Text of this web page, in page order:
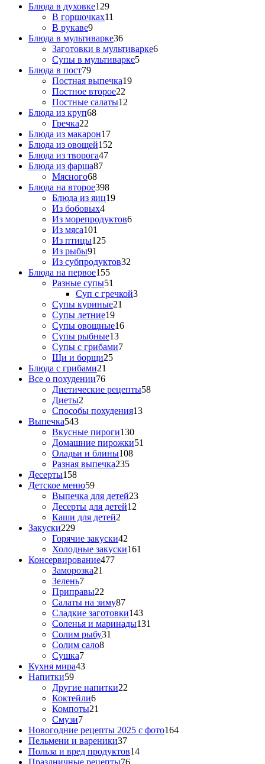
Блюда в духовке129
В горшочках11
В рукаве9
Блюда в мультиварке36
Заготовки в мультиварке6
Супы в мультиварке5
Блюда в пост79
Постная выпечка19
Постное второе22
Постные салаты12
Блюда из круп68
Гречка22
Блюда из макарон17
Блюда из овощей152
Блюда из творога47
Блюда из фарша87
Мясного68
Блюда на второе398
Блюда из яиц19
Из бобовых4
Из морепродуктов6
Из мяса101
Из птицы125
Из рыбы91
Из субпродуктов32
Блюда на первое155
Разные супы51
Суп с гречкой3
Супы куриные21
Супы летние19
Супы овощные16
Супы рыбные13
Супы с грибами7
Щи и борщи25
Блюда с грибами21
Все о похудении76
Диетические рецепты58
Диеты2
Способы похудения13
Выпечка543
Вкусные пироги130
Домашние пирожки51
Оладьи и блины108
Разная выпечка235
Десерты158
Детское меню59
Выпечка для детей23
Десерты для детей12
Каши для детей2
Закуски229
Горячие закуски42
Холодные закуски161
Консервирование477
Заморозка21
Зелень7
Приправы22
Салаты на зиму87
Сладкие заготовки143
Соленья и маринады131
Солим рыбу31
Солим сало8
Сушка7
Кухня мира43
Напитки59
Другие напитки22
Коктейли6
Компоты21
Смузи7
Новогодние рецепты 2025 с фото164
Пельмени и вареники37
Польза и вред продуктов14
Праздничные рецепты76